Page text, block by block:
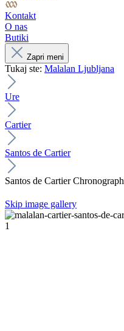
Kontakt
O nas
Butiki
Zapri meni
Tukaj ste: Malalan Ljubljana
Ure
Cartier
Santos de Cartier
Santos de Cartier Chronograph
Skip image gallery